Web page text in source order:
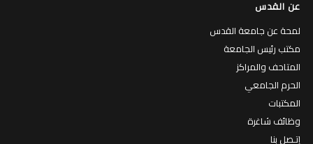
عن القدس
لمحة عن جامعة القدس
مكتب رئيس الجامعة
المتاحف والمراكز
الحرم الجامعي
المكتبات
وظائف شاغرة
إتـصل بنا